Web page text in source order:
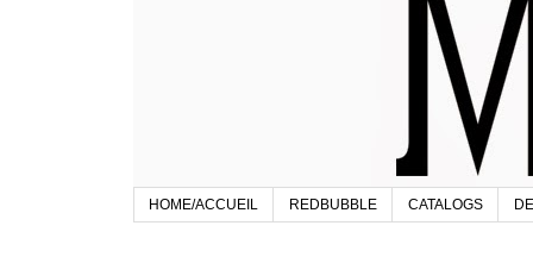
HOME/ACCUEIL REDBUBBLE CATALOGS